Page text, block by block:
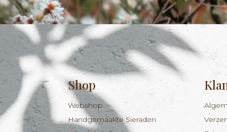
Shop
Webshop
Handgemaakte Sieraden